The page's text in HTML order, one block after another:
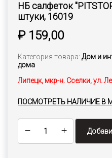
НБ салфеток
штуки, 16019
₽ 159,00
Категория товара: Дом и
дома
Липецк, мкр-н. Сселки, ул.
ПОСМОТРЕТЬ НАЛИЧИЕ В